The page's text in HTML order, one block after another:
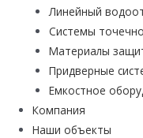
Линейный
Системы
Материалы
Придверные
Емкостное
Компания
Наши объекты